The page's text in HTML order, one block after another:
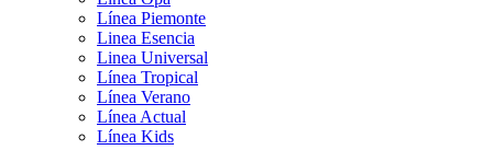
Línea Piemonte
Linea Esencia
Linea Universal
Línea Tropical
Línea Verano
Línea Actual
Línea Kids